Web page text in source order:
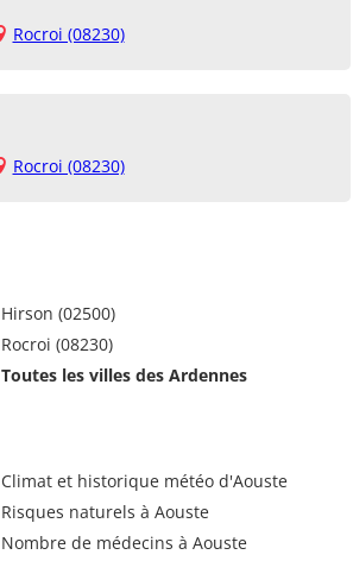
Rocroi (08230)
Rocroi (08230)
Hirson (02500)
Rocroi (08230)
Toutes les villes des Ardennes
Climat et historique météo d'Aouste
Risques naturels à Aouste
Nombre de médecins à Aouste